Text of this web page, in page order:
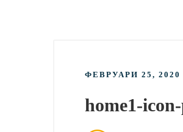
ФЕВРУАРИ 25, 2020
home1-